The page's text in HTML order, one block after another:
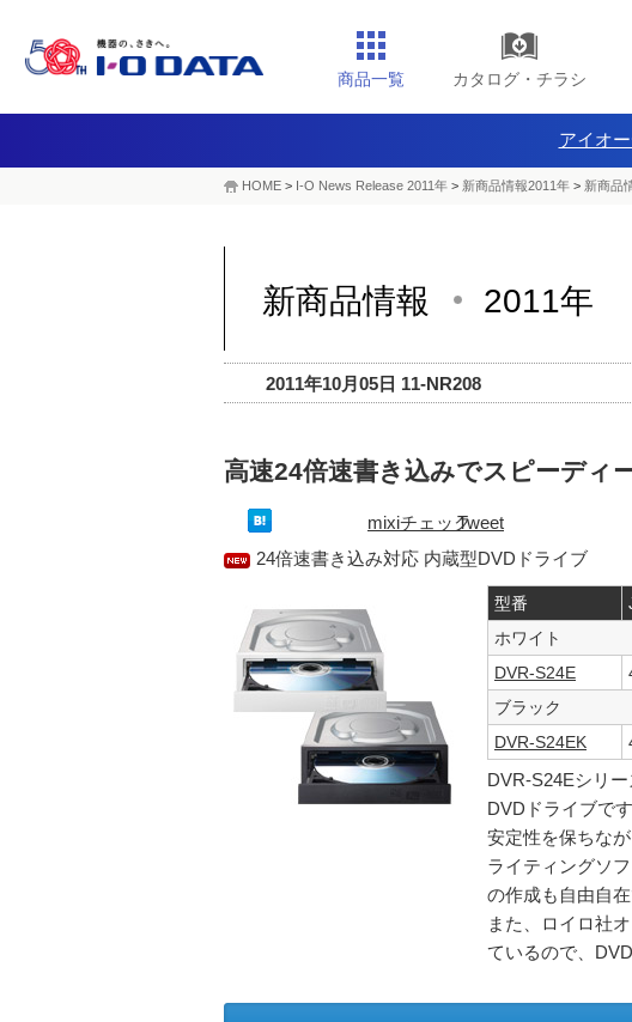
商品一覧 カタログ・チラシ
アイオ
HOME > I-O News Release 2011年 > 新商品情報2011年 > 新商品
新商品情報 2011年
2011年10月05日 11-NR208
高速24倍速書き込みでスピーディ
mixiチェックTweet
24倍速書き込み対応 内蔵型DVDドライブ
型番
ホワイト
DVR-S24E
ブラック
DVR-S24EK
DVR-S24Eシリ
DVDドライブです
安定性を保ちな
ライティングソ
の作成も自由自在
また、ロイロ社
ているので、